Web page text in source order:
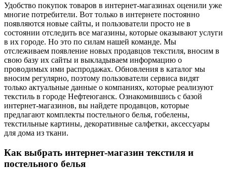
Удобство покупок товаров в интернет-магазинах оценили уже
многие потребители. Вот только в интернете постоянно
появляются новые сайты, и пользователи просто не в
состоянии отследить все магазины, которые оказывают услуги
в их городе. Но это по силам нашей команде. Мы
отслеживаем появление новых продавцов текстиля, вносим в
свою базу их сайты и выкладываем информацию о
проводимых ими распродажах. Обновления в каталог мы
вносим регулярно, поэтому пользователи сервиса видят
только актуальные данные о компаниях, которые реализуют
текстиль в городе Нефтеюганск. Ознакомившись с базой
интернет-магазинов, вы найдете продавцов, которые
предлагают комплекты постельного белья, гобелены,
текстильные картины, декоративные салфетки, аксессуары
для дома из ткани.
Как выбрать интернет-магазин текстиля и
постельного белья